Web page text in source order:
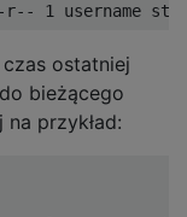
ostatniej
bieżącego
przykład: